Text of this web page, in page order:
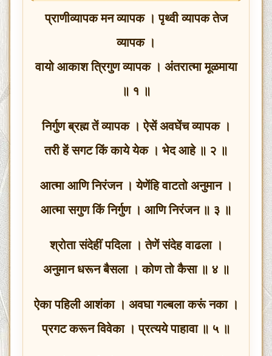
प्राणीव्यापक मन व्यापक । पृथ्वी व्यापक तेज
व्यापक ।
वायो आकाश त्रिगुण व्यापक । अंतरात्मा मूळमाया
॥ १ ॥
निर्गुण ब्रह्म तें व्यापक । ऐसें अवघेंच व्यापक ।
तरी हें सगट किं काये येक । भेद आहे ॥ २ ॥
आत्मा आणि निरंजन । येणेंहि वाटतो अनुमान ।
आत्मा सगुण किं निर्गुण । आणि निरंजन ॥ ३ ॥
श्रोता संदेहीं पदिला । तेणें संदेह वाढला ।
अनुमान धरून बैसला । कोण तो कैसा ॥ ४ ॥
ऐका पहिली आशंका । अवघा गल्बला करूं नका ।
प्रगट करून विवेका । प्रत्यये पाहावा ॥ ५ ॥